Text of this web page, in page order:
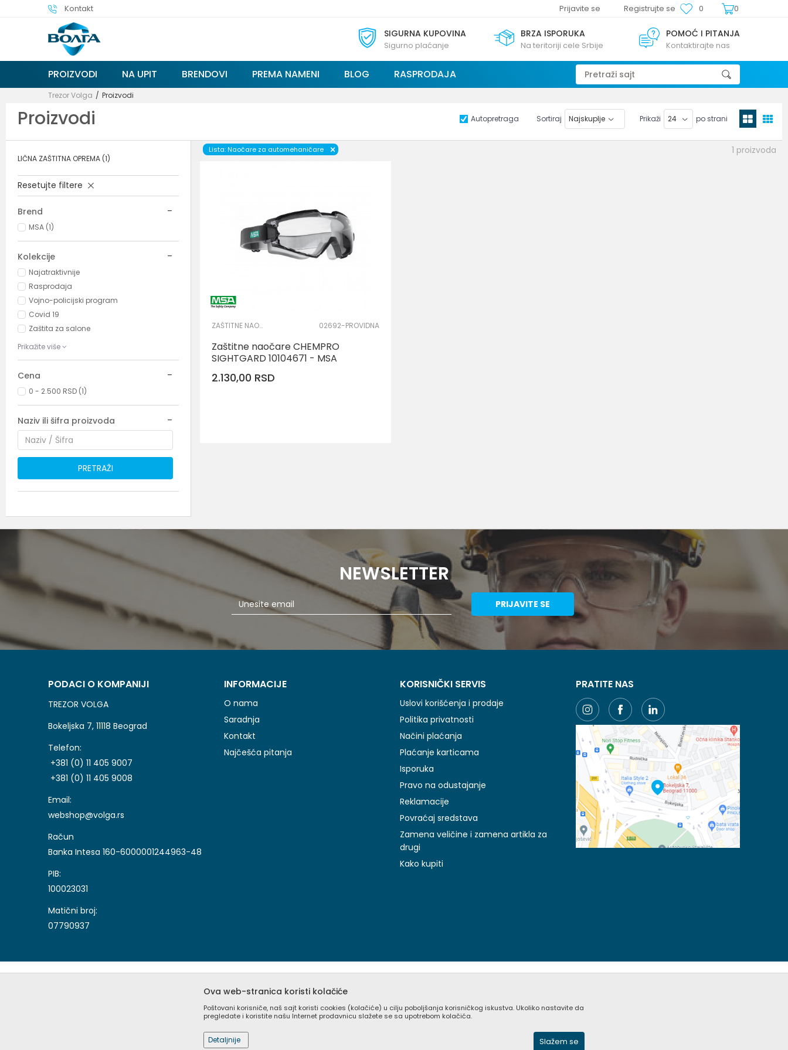
Kontakt 0
0
Prijavite se Registrujte se
SIGURNA KUPOVINA
Sigurno plaćanje
BRZA ISPORUKA
Na teritoriji cele Srbije
POMOĆ I PITANJA
Kontaktirajte nas
PROIZVODI NA UPIT BRENDOVI PREMA NAMENI BLOG RASPRODAJA Pretraži sajt
Trezor Volga Proizvodi
Proizvodi Autopretraga Sortiraj Prikaži po strani
LIČNA ZAŠTITNA OPREMA (1)
Resetujte filtere
Brend
MSA (1)
Kolekcije
Najatraktivnije
Rasprodaja
Vojno-policijski program
Covid 19
Zaštita za salone
Prikažite više
Cena
0 - 2.500 RSD (1)
Naziv ili šifra proizvoda
PRETRAŽI
Lista: Naočare za automehaničare 1 proizvoda
ZAŠTITNE NAOČARE 02692-PROVIDNA
Zaštitne naočare CHEMPRO
SIGHTGARD 10104671 - MSA
2.130,00 RSD
NEWSLETTER
PRIJAVITE SE
PODACI O KOMPANIJI
TREZOR VOLGA
Bokeljska 7, 11118 Beograd
Telefon:
+381 (0) 11 405 9007
+381 (0) 11 405 9008
Email:
webshop@volga.rs
Račun
Banka Intesa 160-6000001244963-48
PIB:
100023031
Matični broj:
07790937
INFORMACIJE
O nama
Saradnja
Kontakt
Najčešća pitanja
KORISNIČKI SERVIS
Uslovi korišćenja i prodaje
Politika privatnosti
Načini plaćanja
Plaćanje karticama
Isporuka
Pravo na odustajanje
Reklamacije
Povraćaj sredstava
Zamena veličine i zamena artikla za
drugi
Kako kupiti
PRATITE NAS
Nastojimo da budemo što precizniji u opisu proizvoda, prikazu slika i samih cena, ali ne možemo garantovati da su sve informacije kompletne i bez grešaka. Svi artikli prikazani na
sajtu su deo naše ponude i ne podrazumeva da su dostupni u svakom trenutku. Raspoloživost robe možete proveriti besplatnim pozivom Call Centra na +381 (0) 11 405 9007 / +381
Ova web-stranica koristi kolačiće
Poštovani korisniče, naš sajt koristi cookies (kolačiće) u cilju poboljšanja korisničkog iskustva. Ukoliko nastavite da
pregledate i koristite našu Internet prodavnicu slažete se sa upotrebom kolačića.
Detaljnije Slažem se